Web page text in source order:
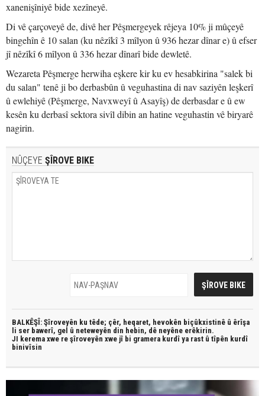
xanenişîniyê bide xezîneyê.
Di vê çarçoveyê de, divê her Pêşmergeyek rêjeya 10% ji mûçeyê
bingehîn ê 10 salan (ku nêzîkî 3 mîlyon û 936 hezar dînar e) û efser
jî nêzîkî 6 mîlyon û 336 hezar dînarî bide dewletê.
Wezareta Pêşmerge herwiha eşkere kir ku ev hesabkirina "salek bi
du salan" tenê ji bo derbasbûn û veguhastina di nav saziyên leşkerî
û ewlehiyê (Pêşmerge, Navxweyî û Asayîş) de derbasdar e û ew
kesên ku derbasî sektora sivîl dibin an hatine veguhastin vê biryarê
nagirin.
NÛÇEYE ŞÎROVE BIKE
BALKÊŞÎ: Şîroveyên ku têde; çêr, heqaret, hevokên biçûkxistinê û êrîşa
li ser bawerî, gel û neteweyên din hebin, dê neyêne erêkirin.
JI kerema xwe re şîroveyên xwe jî bi gramera kurdî ya rast û tîpên kurdî
binivîsin